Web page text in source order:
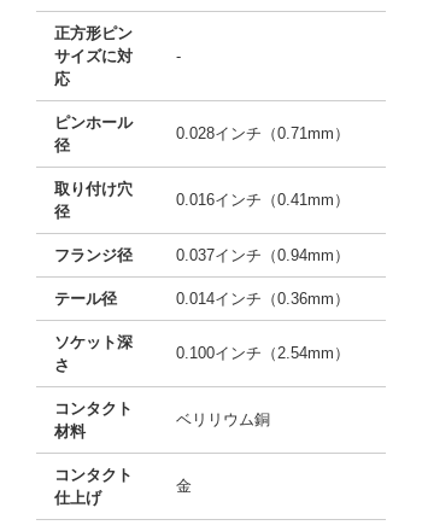
正方形ピン
サイズに対
応
-
ピンホール
径
0.028インチ（0.71mm）
取り付け穴
径
0.016インチ（0.41mm）
フランジ径 0.037インチ（0.94mm）
テール径 0.014インチ（0.36mm）
ソケット深
さ
0.100インチ（2.54mm）
コンタクト
材料
ベリリウム銅
コンタクト
仕上げ
金